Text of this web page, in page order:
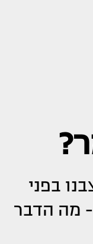
בפני
- מה הדבר